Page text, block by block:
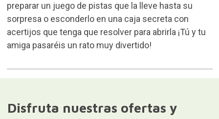
preparar un juego de pistas que la lleve hasta su
sorpresa o esconderlo en una caja secreta con
acertijos que tenga que resolver para abrirla ¡Tú y tu
amiga pasaréis un rato muy divertido!
Disfruta nuestras ofertas y